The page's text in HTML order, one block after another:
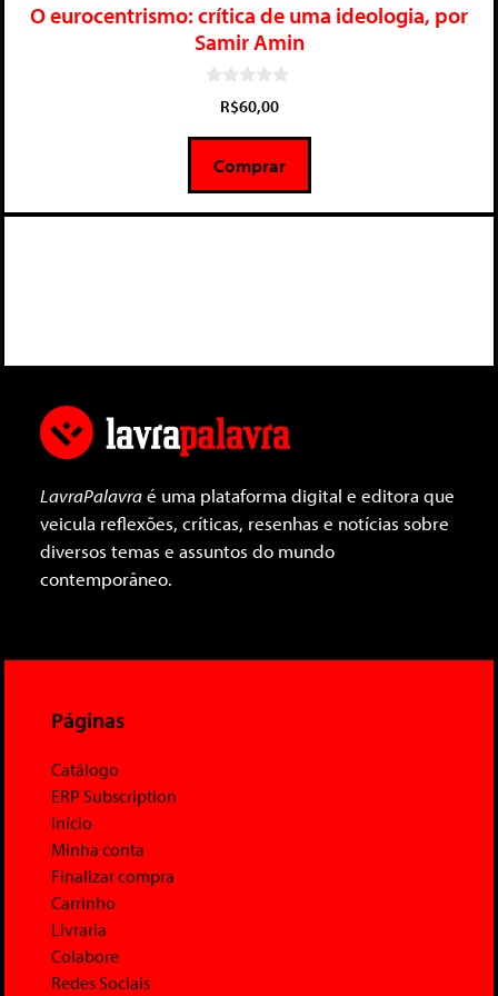
O eurocentrismo: crítica de uma ideologia, por
Samir Amin
5
R$60,00
Comprar
LavraPalavraé uma plataforma digital e editora que
veicula reflexões, críticas, resenhas e notícias sobre
diversos temas e assuntos do mundo
contemporâneo.
Páginas
Catálogo
ERP Subscription
Início
Minha conta
Finalizar compra
Carrinho
Livraria
Colabore
Redes Sociais